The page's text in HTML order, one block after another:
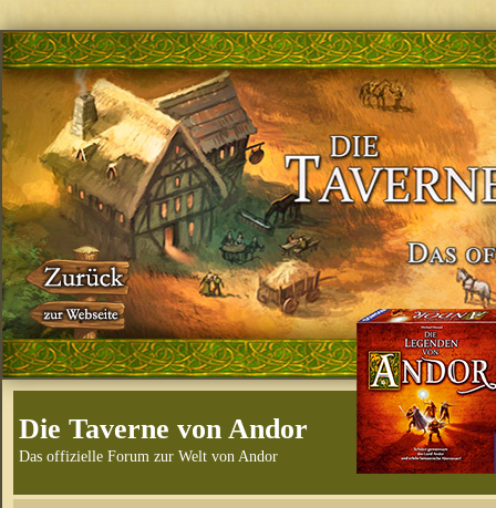
Die Taverne von Andor
Das offizielle Forum zur Welt von Andor